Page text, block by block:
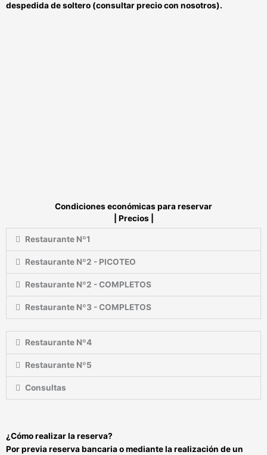
despedida de soltero (consultar precio con nosotros).
Condiciones económicas para reservar
Precios
Restaurante Nº1
Restaurante Nº2 - PICOTEO
Restaurante Nº2 - COMPLETOS
Restaurante Nº3 - COMPLETOS
Restaurante Nº4
Restaurante Nº5
Consultas
¿Cómo realizar lareserva?
Por previa reserva bancaria o mediantela realización de un